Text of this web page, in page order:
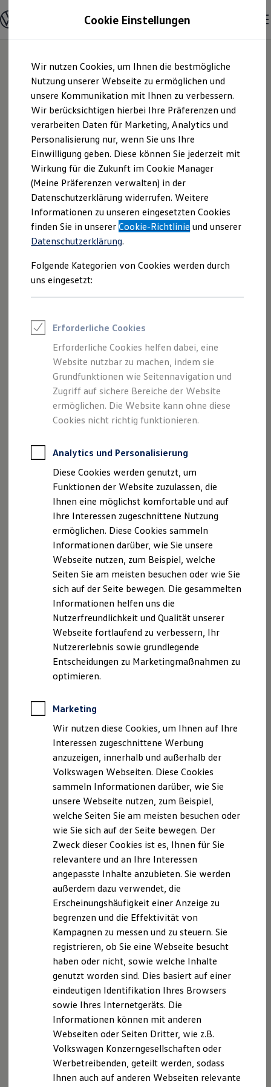
Hauptinhalt
springen
Footer
springen
Modelle & Konfigurator
Nutzfahrzeugkategorien entdecken
Modelle konfigurieren
Vorgängermodelle und Oldtimer
Vorgängermodelle
Oldtimer
Bulli Historie
Branchenlösungen & Gewerbekunden
Umbaulösungen und Hersteller finden
Auf- und Umbauten entdecken & konfigurieren
Groß- und Sonderkunden
Großkunden
Kommunen & Behörden
Journalisten
Sportvereine
Branchenlösungen
Bau & Handwerk
Gewerbliche Personenbeförderung
Service & mobile Werkstätten
Kurier, Logistik & Handel
Feuerwehr
Rettungsdienste
ONE Business ID Vorteile
Fahrzeugsuche & Marktplatz
Digitaler Marktplatz
Kauf & Finanzierung
Online-Fahrzeugbewertung
Aktionen & Angebote
E-Auto-Förderung
Für Privatkunden
Für Gewerbekunden
Profi Paket
TopDeal
Zertifizierte Gebrauchtwagen
Für Privatkunden
Für Gewerbekunden
Leasing
Für Privatkunden
Für Gewerbekunden
Versicherungen & Garantien
Garantien
Kfz-Versicherung für Nutzfahrzeuge
Restschuldversicherung
Wartungsverträge
Besitzer & Service
Reparatur & Service
Sommer-Special
Reparatur, Pflege & Inspektion
Servicetermin anfragen
Service-Vorteile bei Volkswagen Nutzfahrzeuge
ServicePlus
Economy Service
Räder & Reifen Service
Ersatzfahrzeuge
Software, Konnektivität & Apps
California App
VW Connect für Ihren ID. Buzz
VW Connect für Ihren Transporter/Caravelle
VW Connect für Ihren Amarok
VW Connect für andere Modelle
Connect Pro
Fleet Interface Data
Multistop Pathfinder
Übersicht Software Updates
Hilfreiches für Besitzer
Fahrerassistenz- und Sicherheitssysteme
Kontrollleuchten
Kurzfahrprofile und Ölverdünnung
XTL-Dieselkraftstoff
Ersatzteile und Betriebsflüssigkeiten
Original Zubehör und Lifestyle Produkte
myVolkswagen
myVolkswagen Business
Elektrisch & Autonom
Elektro - & Hybridfahrzeuge
Unser Ansatz
Klimafreundlicher Strom
Reichweite & Ladelösungen
Reichweitensimulator
Ladezeitensimulator
Ladelösungen für Privatkunden
Ladelösungen für Gewerbekunden
Wallbox und Ladekabel
Förderung & Kosten der Elektrofahrzeuge
Fördermöglichkeiten für Privatkunden
Fördermöglichkeiten für Gewerbekunden
"motor"
Lichtenstein GmbH |
Impressum &
Rechtliches
Hier finden Sie Informationen über die
"motor" Lichtenstein GmbH als
verantwortliche Anbieterin von Inhalten
und Angeboten, die auf dieser Webseite
Impressum
Datenschutzerklärung
Impressum
"motor" Lichtenstein GmbH
Äußere Zwickauer Str. 16 - 20
09350 Lichtenstein/Sa.
Telefon: +49 3 72 04 / 58 19 0
Fax: +49 372 04 / 58 19 70
E-Mail:service@motor-lichtenstein.de
Geschäftsführer/in: Jennifer Müller-Herzig, Benjamin
Handelsregister: HRB Chemnitz 3405
Datenschutzbeauftragte: Jennifer Müller-Herzig
Versicherungsvermittlerregister: D-NHWO-3ZUWC-
Hinweis gemäß § 36
Verbraucherstreitbeilegungsgesetz (VSBG)
Wir sind zur Teilnahme an einem
Streitbeilegungsverfahren vor einer
Verbraucherschlichtungsstelle weder bereit noch dazu
verpflichtet.
Datenschutzerklärung
A. Verantwortlicher
Wir freuen uns, dass Sie unsere Webseite der Motor
Lichtenstein GmbH, Äußere Zwickauer Str. 16-20,
09350 Lichtenstein,service@motor-lichtenstein.de
besuchen. Im Folgenden informieren wir Sie über die
Verarbeitung Ihrer personenbezogenen Daten durch
uns im Zusammenhang mit Ihrem Besuch unserer
Webseite.
B. Verarbeitung Ihrer personenbezogenen Daten
Unsere Webseite bietet Ihnen verschiedene
Angebote, die wir Ihnen in Bezug auf dabei durch uns
verarbeitete personenbezogene Daten im Folgenden
näher erläutern möchten. Bei der Datenverarbeitung
Cookie Einstellungen
Wir nutzen Cookies, um Ihnen die bestmögliche
Nutzung unserer Webseite zu ermöglichen und
unsere Kommunikation mit Ihnen zu verbessern.
Wir berücksichtigen hierbei Ihre Präferenzen und
verarbeiten Daten für Marketing, Analytics und
Personalisierung nur, wenn Sie uns Ihre
Einwilligung geben. Diese können Sie jederzeit mit
Wirkung für die Zukunft im Cookie Manager
(Meine Präferenzen verwalten) in der
Datenschutzerklärung widerrufen. Weitere
Informationen zu unseren eingesetzten Cookies
finden Sie in unsererCookie-Richtlinie und unserer
Datenschutzerklärung.
Folgende Kategorien von Cookies werden durch
uns eingesetzt:
Erforderliche Cookies
Erforderliche Cookies helfen dabei, eine
Website nutzbar zu machen, indem sie
Grundfunktionen wie Seitennavigation und
Zugriff auf sichere Bereiche der Website
ermöglichen. Die Website kann ohne diese
Cookies nicht richtig funktionieren.
Analytics und Personalisierung
Diese Cookies werden genutzt, um
Funktionen der Website zuzulassen, die
Ihnen eine möglichst komfortable und auf
Ihre Interessen zugeschnittene Nutzung
ermöglichen. Diese Cookies sammeln
Informationen darüber, wie Sie unsere
Webseite nutzen, zum Beispiel, welche
Seiten Sie am meisten besuchen oder wie Sie
sich auf der Seite bewegen. Die gesammelten
Informationen helfen uns die
Nutzerfreundlichkeit und Qualität unserer
Webseite fortlaufend zu verbessern, Ihr
Nutzererlebnis sowie grundlegende
Entscheidungen zu Marketingmaßnahmen zu
optimieren.
Marketing
Wir nutzen diese Cookies, um Ihnen auf Ihre
Interessen zugeschnittene Werbung
anzuzeigen, innerhalb und außerhalb der
Volkswagen Webseiten. Diese Cookies
sammeln Informationen darüber, wie Sie
unsere Webseite nutzen, zum Beispiel,
welche Seiten Sie am meisten besuchen oder
wie Sie sich auf der Seite bewegen. Der
Zweck dieser Cookies ist es, Ihnen für Sie
relevantere und an Ihre Interessen
angepasste Inhalte anzubieten. Sie werden
außerdem dazu verwendet, die
Erscheinungshäufigkeit einer Anzeige zu
begrenzen und die Effektivität von
Kampagnen zu messen und zu steuern. Sie
registrieren, ob Sie eine Webseite besucht
haben oder nicht, sowie welche Inhalte
genutzt worden sind. Dies basiert auf einer
eindeutigen Identifikation Ihres Browsers
sowie Ihres Internetgeräts. Die
Informationen können mit anderen
Webseiten oder Seiten Dritter, wie z.B.
Volkswagen Konzerngesellschaften oder
Werbetreibenden, geteilt werden, sodass
Ihnen auch auf anderen Webseiten relevante